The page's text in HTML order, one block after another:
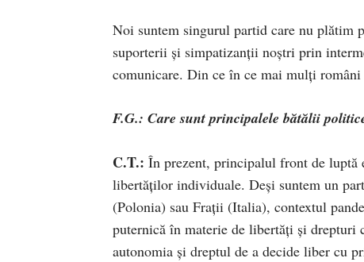
Noi suntem singurul partid care nu plătim
suporterii și simpatizanții noștri prin
comunicare. Din ce în ce mai mulți
F.G.: Care sunt principalele bătălii
C.T.: În prezent, principalul front de
libertăților individuale. Deși suntem un
(Polonia) sau Frații (Italia), contextul
puternică în materie de libertăți și drepturi
autonomia și dreptul de a decide liber cu